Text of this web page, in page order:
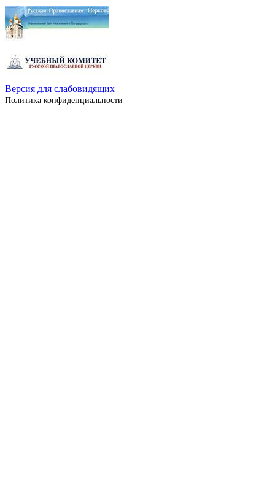
Версия для слабовидящих
Политика конфиденциальности